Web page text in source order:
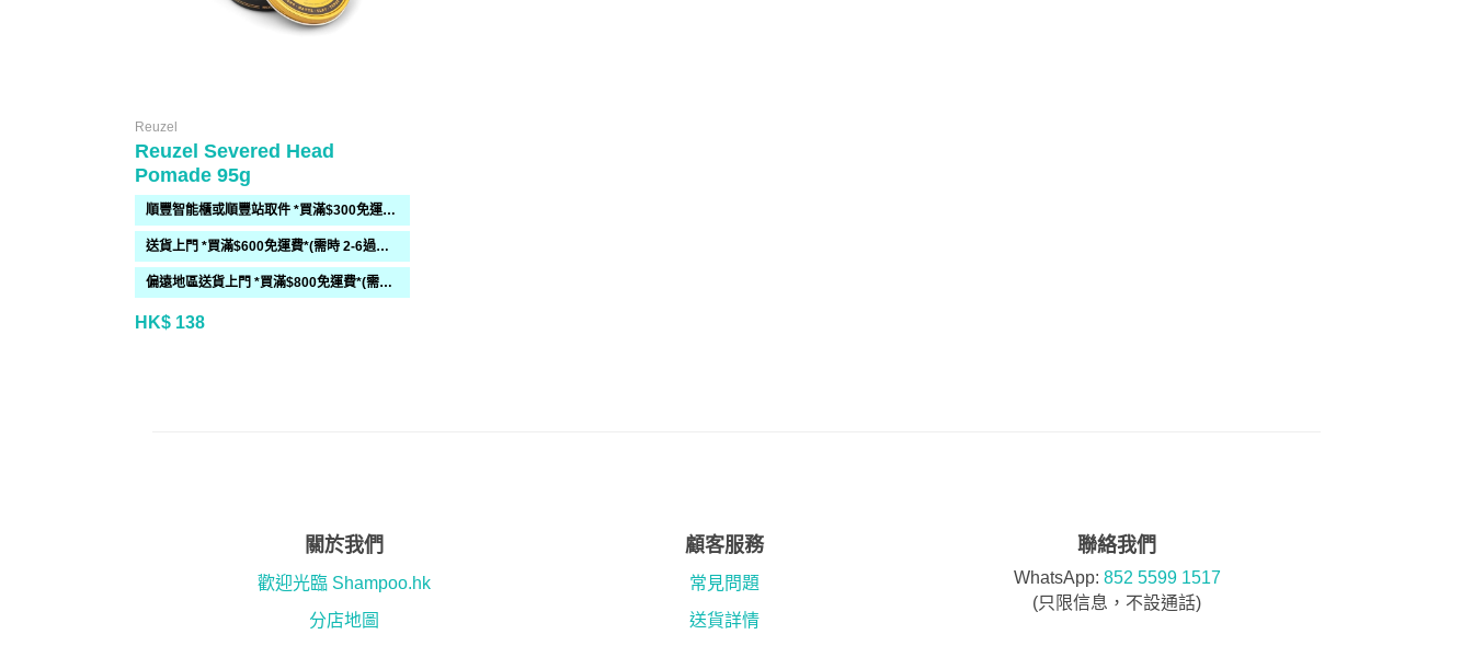
Reuzel
Reuzel Severed Head
Pomade 95g
順豐智能櫃或順豐站取件 *買滿$300免運費*
送貨上門 *買滿$600免運費*(需時 2-6過工作天)
偏遠地區送貨上門 *買滿$800免運費*(需時 2-6個工作天)
HK$ 138
關於我們
歡迎光臨 Shampoo.hk
分店地圖
顧客服務
常見問題
送貨詳情
聯絡我們
WhatsApp: 852 5599 1517
(只限信息，不設通話)